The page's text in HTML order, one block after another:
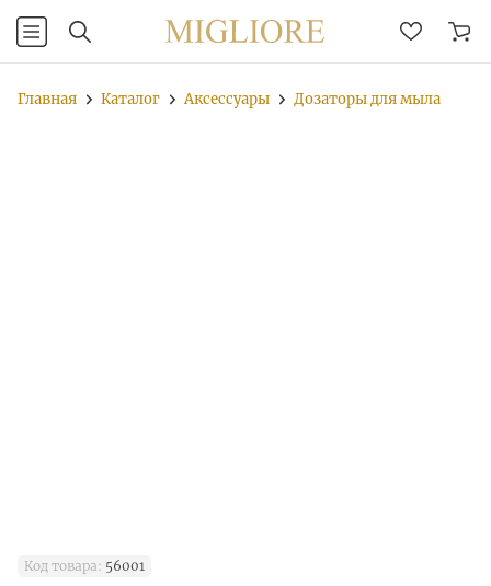
Главная Каталог Аксессуары Дозаторы для мыла
Код товара: 56001